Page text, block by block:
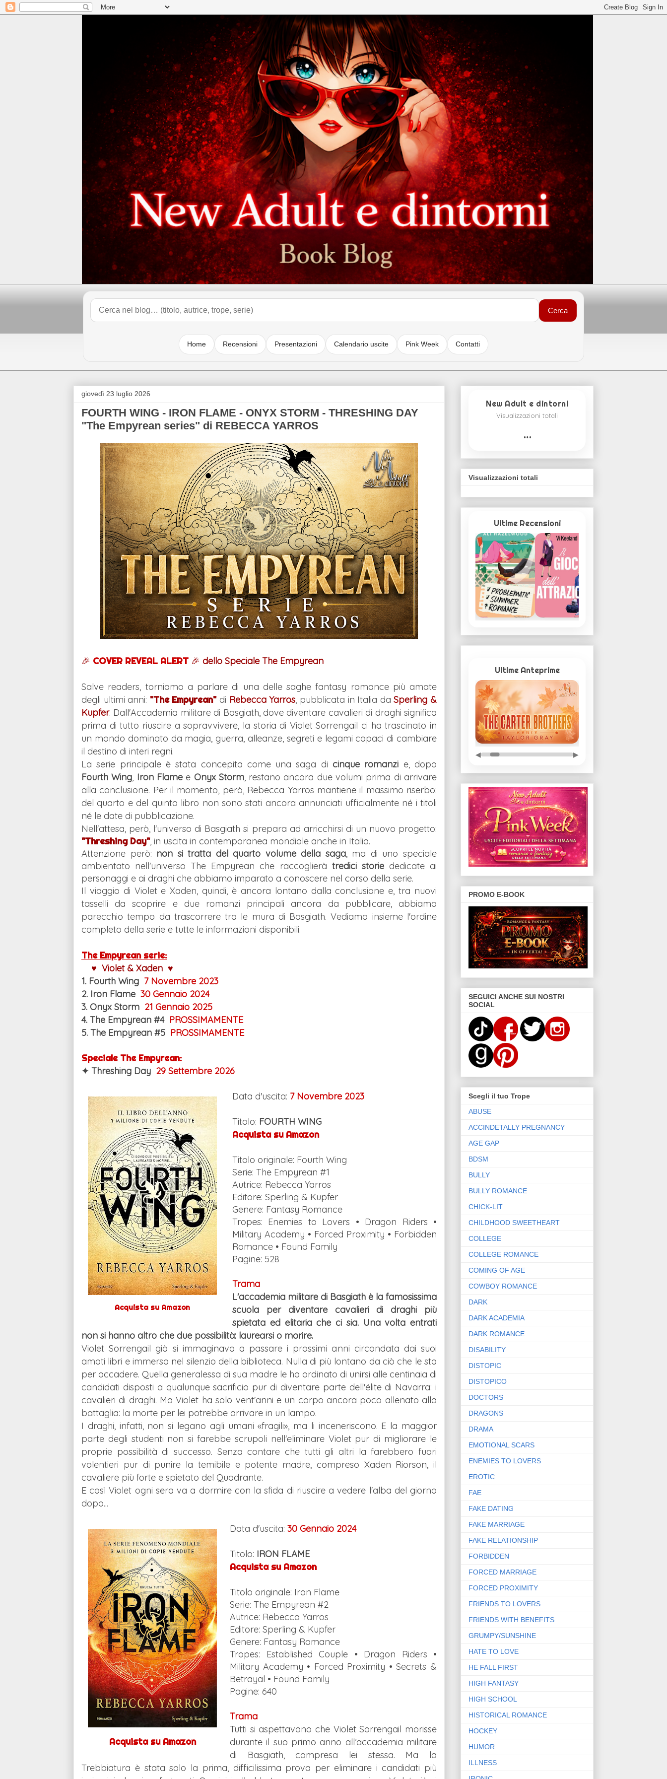
Cerca
Home Recensioni Presentazioni Calendario uscite Pink Week Contatti
giovedì 23 luglio 2026
FOURTH WING - IRON FLAME - ONYX STORM - THRESHING DAY
"The Empyrean series" di REBECCA YARROS
🎉 COVER REVEAL ALERT 🎉 dello Speciale The Empyrean
Salve readers, torniamo a parlare di una delle saghe fantasy romance più amate
degli ultimi anni: "The Empyrean"di Rebecca Yarros, pubblicata in Italia daSperling &
Kupfer. Dall'Accademia militare di Basgiath, dove diventare cavalieri di draghi significa
prima di tutto riuscire a sopravvivere, la storia di Violet Sorrengail ci ha trascinato in
un mondo dominato da magia, guerra, alleanze, segreti e legami capaci di cambiare
il destino di interi regni.
La serie principale è stata concepita come una saga di cinque romanzi e, dopo
Fourth Wing, Iron Flamee Onyx Storm, restano ancora due volumi prima di arrivare
alla conclusione. Per il momento, però, Rebecca Yarros mantiene il massimo riserbo:
del quarto e del quinto libro non sono stati ancora annunciati ufficialmente né i titoli
né le date di pubblicazione.
Nell'attesa, però, l'universo di Basgiath si prepara ad arricchirsi di un nuovo progetto:
"Threshing Day", in uscita in contemporanea mondiale anche in Italia.
Attenzione però: non si tratta del quarto volume della saga, ma di uno speciale
ambientato nell'universo The Empyrean che raccoglierà tredici storiededicate ai
personaggi e ai draghi che abbiamo imparato a conoscere nel corso della serie.
Il viaggio di Violet e Xaden, quindi, è ancora lontano dalla conclusione e, tra nuovi
tasselli da scoprire e due romanzi principali ancora da pubblicare, abbiamo
parecchio tempo da trascorrere tra le mura di Basgiath. Vediamo insieme l'ordine
completo della serie e tutte le informazioni disponibili.
The Empyrean serie:
♥ Violet & Xaden ♥
1. Fourth Wing 7 Novembre 2023
2. Iron Flame 30 Gennaio 2024
3. Onyx Storm 21 Gennaio 2025
4. The Empyrean #4 PROSSIMAMENTE
5. The Empyrean #5 PROSSIMAMENTE
Speciale The Empyrean:
✦ Threshing Day 29 Settembre 2026
Acquista su Amazon
Data d'uscita: 7 Novembre 2023
Titolo: FOURTH WING
Acquista su Amazon
Titolo originale: Fourth Wing
Serie: The Empyrean #1
Autrice: Rebecca Yarros
Editore: Sperling & Kupfer
Genere: Fantasy Romance
Tropes: Enemies to Lovers • Dragon Riders •
Military Academy • Forced Proximity • Forbidden
Romance • Found Family
Pagine: 528
Trama
L'accademia militare di Basgiath è la famosissima
scuola per diventare cavalieri di draghi più
spietata ed elitaria che ci sia. Una volta entrati
non si hanno altro che due possibilità: laurearsi o morire.
Violet Sorrengail già si immaginava a passare i prossimi anni circondata dai suoi
amati libri e immersa nel silenzio della biblioteca. Nulla di più lontano da ciò che le sta
per accadere. Quella generalessa di sua madre le ha ordinato di unirsi alle centinaia di
candidati disposti a qualunque sacrificio pur di diventare parte dell'élite di Navarra: i
cavalieri di draghi. Ma Violet ha solo vent'anni e un corpo ancora poco allenato alla
battaglia: la morte per lei potrebbe arrivare in un lampo.
I draghi, infatti, non si legano agli umani «fragili», ma li inceneriscono. E la maggior
parte degli studenti non si farebbe scrupoli nell'eliminare Violet pur di migliorare le
proprie possibilità di successo. Senza contare che tutti gli altri la farebbero fuori
volentieri pur di punire la temibile e potente madre, compreso Xaden Riorson, il
cavaliere più forte e spietato del Quadrante.
E così Violet ogni sera va a dormire con la sfida di riuscire a vedere l'alba del giorno
dopo...
Acquista su Amazon
Data d'uscita: 30 Gennaio 2024
Titolo: IRON FLAME
Acquista su Amazon
Titolo originale: Iron Flame
Serie: The Empyrean #2
Autrice: Rebecca Yarros
Editore: Sperling & Kupfer
Genere: Fantasy Romance
Tropes: Established Couple • Dragon Riders •
Military Academy • Forced Proximity • Secrets &
Betrayal • Found Family
Pagine: 640
Trama
Tutti si aspettavano che Violet Sorrengail morisse
durante il suo primo anno all’accademia militare
di Basgiath, compresa lei stessa. Ma la
Trebbiatura è stata solo la prima, difficilissima prova per eliminare i candidati più
New Adult e dintorni
Visualizzazioni totali
…
Visualizzazioni totali
Ultime Recensioni
Ultime Anteprime
◀ ▶
PROMO E-BOOK
SEGUICI ANCHE SUI NOSTRI
SOCIAL
Scegli il tuo Trope
ABUSE
ACCINDETALLY PREGNANCY
AGE GAP
BDSM
BULLY
BULLY ROMANCE
CHICK-LIT
CHILDHOOD SWEETHEART
COLLEGE
COLLEGE ROMANCE
COMING OF AGE
COWBOY ROMANCE
DARK
DARK ACADEMIA
DARK ROMANCE
DISABILITY
DISTOPIC
DISTOPICO
DOCTORS
DRAGONS
DRAMA
EMOTIONAL SCARS
ENEMIES TO LOVERS
EROTIC
FAE
FAKE DATING
FAKE MARRIAGE
FAKE RELATIONSHIP
FORBIDDEN
FORCED MARRIAGE
FORCED PROXIMITY
FRIENDS TO LOVERS
FRIENDS WITH BENEFITS
GRUMPY/SUNSHINE
HATE TO LOVE
HE FALL FIRST
HIGH FANTASY
HIGH SCHOOL
HISTORICAL ROMANCE
HOCKEY
HUMOR
ILLNESS